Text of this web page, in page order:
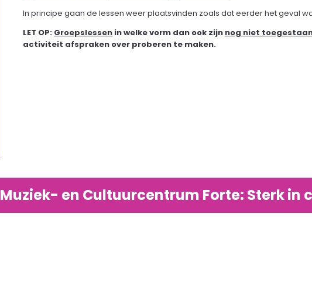
In principe gaan de lessen weer plaatsvinden zoals dat eerder het geval
LET OP: Groepslessenin welke vorm dan ook zijn nog niet
activiteit afspraken over proberen te maken.
Muziek- en Cultuurcentrum Forte: Sterk in